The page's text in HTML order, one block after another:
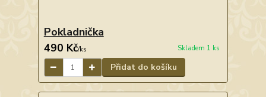
Pokladnička
490 Kč/ks Skladem 1 ks
Přidat do košíku